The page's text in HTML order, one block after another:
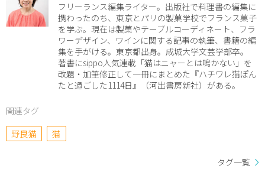
フリーランス編集ライター。出版社で料理書の編集に
携わったのち、東京とパリの製菓学校でフランス菓子
を学ぶ。現在は製菓やテーブルコーディネート、フラ
ワーデザイン、ワインに関する記事の執筆、書籍の編
集を手がける。東京都出身。成城大学文芸学部卒。
著書にsippo人気連載「猫はニャーとは鳴かない」を
改題・加筆修正して一冊にまとめた『ハチワレ猫ぽん
たと過ごした1114日』（河出書房新社）がある。
関連タグ
野良猫
猫
タグ一覧